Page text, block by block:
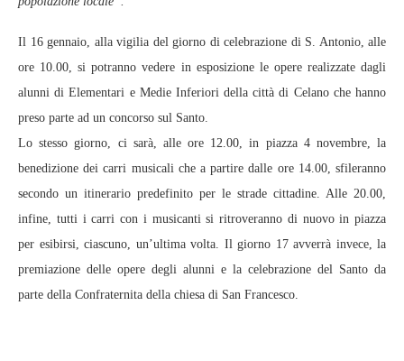
Il 16 gennaio, alla vigilia del giorno di celebrazione di S. Antonio, alle
ore 10.00, si potranno vedere in esposizione le opere realizzate dagli
alunni di Elementari e Medie Inferiori della città di Celano che hanno
preso parte ad un concorso sul Santo.
Lo stesso giorno, ci sarà, alle ore 12.00, in piazza 4 novembre, la
benedizione dei carri musicali che a partire dalle ore 14.00, sfileranno
secondo un itinerario predefinito per le strade cittadine. Alle 20.00,
infine, tutti i carri con i musicanti si ritroveranno di nuovo in piazza
per esibirsi, ciascuno, un’ultima volta. Il giorno 17 avverrà invece, la
premiazione delle opere degli alunni e la celebrazione del Santo da
parte della Confraternita della chiesa di San Francesco.